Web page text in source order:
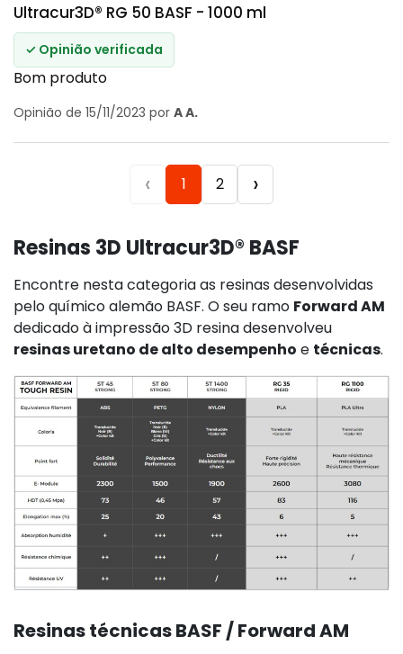
Ultracur3D® RG 50 BASF - 1000 ml
✓ Opinião verificada
Bom produto
Opinião de 15/11/2023 por A A.
‹ 1 2 ›
Resinas 3D Ultracur3D® BASF
Encontre nesta categoria as resinas desenvolvidas
pelo químico alemão BASF. O seu ramo Forward AM
dedicado à impressão 3D resinadesenvolveu
resinasuretano de alto desempenho e técnicas.
Resinastécnicas BASF / Forward AM